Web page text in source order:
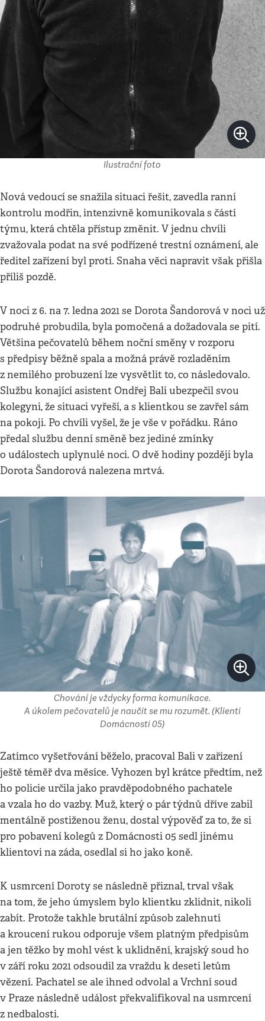
Ilustrační foto
Nová vedoucí se snažila situaci řešit, zavedla ranní
kontrolu modřin, intenzivně komunikovala s částí
týmu, která chtěla přístup změnit. V jednu chvíli
zvažovala podat na své podřízené trestní oznámení, ale
ředitel zařízení byl proti. Snaha věci napravit však přišla
příliš pozdě.
V noci z 6. na 7. ledna 2021 se Dorota Šandorová v noci už
podruhé probudila, byla pomočená a dožadovala se pití.
Většina pečovatelů během noční směny v rozporu
s předpisy běžně spala a možná právě rozladěním
z nemilého probuzení lze vysvětlit to, co následovalo.
Službu konající asistent Ondřej Bali ubezpečil svou
kolegyni, že situaci vyřeší, a s klientkou se zavřel sám
na pokoji. Po chvíli vyšel, že je vše v pořádku. Ráno
předal službu denní směně bez jediné zmínky
o událostech uplynulé noci. O dvě hodiny později byla
Dorota Šandorová nalezena mrtvá.
Chování je vždycky forma komunikace.
A úkolem pečovatelů je naučit se mu rozumět. (Klienti
Domácnosti 05)
Zatímco vyšetřování běželo, pracoval Bali v zařízení
ještě téměř dva měsíce. Vyhozen byl krátce předtím, než
ho policie určila jako pravděpodobného pachatele
a vzala ho do vazby. Muž, který o pár týdnů dříve zabil
mentálně postiženou ženu, dostal výpověď za to, že si
pro pobavení kolegů z Domácnosti 05 sedl jinému
klientovi na záda, osedlal si ho jako koně.
K usmrcení Doroty se následně přiznal, trval však
na tom, že jeho úmyslem bylo klientku zklidnit, nikoli
zabít. Protože takhle brutální způsob zalehnutí
a kroucení rukou odporuje všem platným předpisům
a jen těžko by mohl vést k uklidnění, krajský soud ho
v září roku 2021 odsoudil za vraždu k deseti letům
vězení. Pachatel se ale ihned odvolal a Vrchní soud
v Praze následně událost překvalifikoval na usmrcení
z nedbalosti.